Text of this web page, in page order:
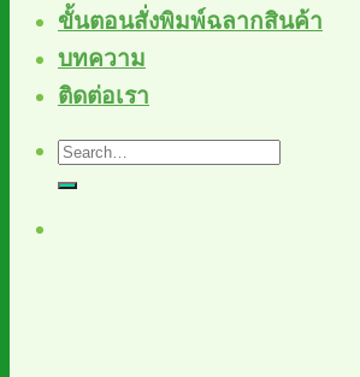
ขั้นตอนสั่งพิมพ์ฉลากสินค้า
บทความ
ติดต่อเรา